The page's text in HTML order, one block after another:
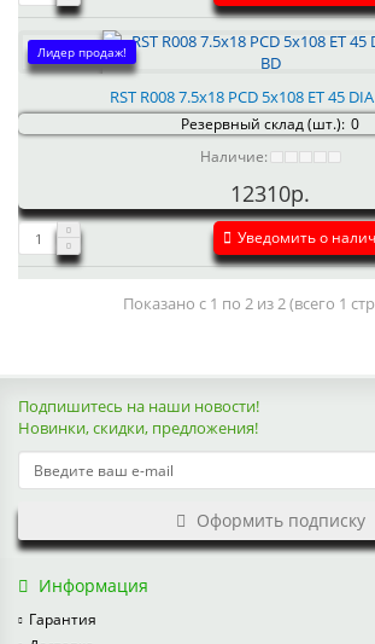
Лидер продаж!
RST R008 7.5x18 PCD 5x108 ET 45
Резервный склад (шт.): 0
Наличие:
12310р.
Уведомить о
Показано с 1 по 2 из 2 (всего 1
Подпишитесь на наши новости!
Новинки, скидки, предложения!
Оформить подписку
Информация
Гарантия